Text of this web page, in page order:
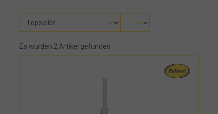
Es wurden 2 Artikel gefunden